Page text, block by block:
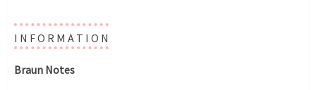
I N F O R M A T I O N
Braun Notes